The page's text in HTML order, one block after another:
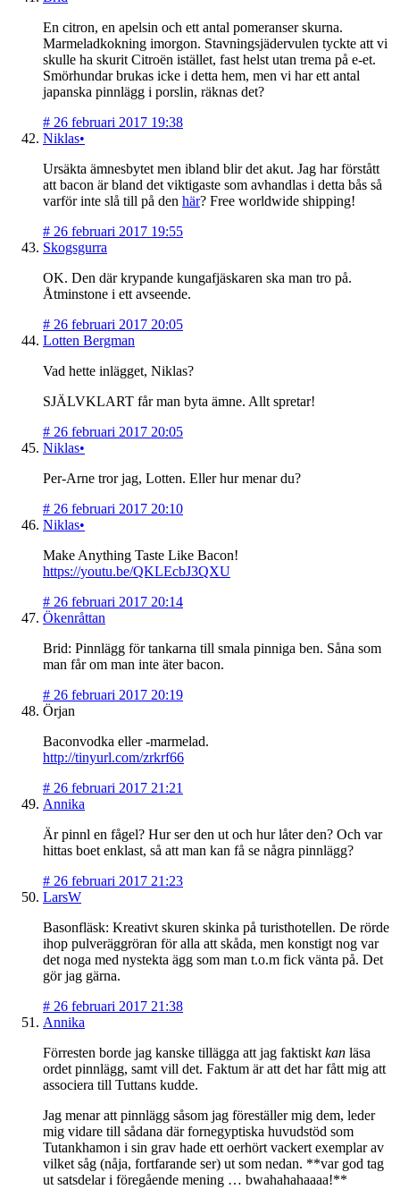
En citron, en apelsin och ett antal pomeranser skurna.
Marmeladkokning imorgon. Stavningsjädervulen tyckte att vi
skulle ha skurit Citroën istället, fast helst utan trema på e-et.
Smörhundar brukas icke i detta hem, men vi har ett antal
japanska pinnlägg i porslin, räknas det?
# 26 februari 2017 19:38
Niklas•
Ursäkta ämnesbytet men ibland blir det akut. Jag har förstått
att bacon är bland det viktigaste som avhandlas i detta bås så
varför inte slå till på den här? Free worldwide shipping!
# 26 februari 2017 19:55
Skogsgurra
OK. Den där krypande kungafjäskaren ska man tro på.
Åtminstone i ett avseende.
# 26 februari 2017 20:05
Lotten Bergman
Vad hette inlägget, Niklas?
SJÄLVKLART får man byta ämne. Allt spretar!
# 26 februari 2017 20:05
Niklas•
Per-Arne tror jag, Lotten. Eller hur menar du?
# 26 februari 2017 20:10
Niklas•
Make Anything Taste Like Bacon!
https://youtu.be/QKLEcbJ3QXU
# 26 februari 2017 20:14
Ökenråttan
Brid: Pinnlägg för tankarna till smala pinniga ben. Såna som
man får om man inte äter bacon.
# 26 februari 2017 20:19
Örjan
Baconvodka eller -marmelad.
http://tinyurl.com/zrkrf66
# 26 februari 2017 21:21
Annika
Är pinnl en fågel? Hur ser den ut och hur låter den? Och var
hittas boet enklast, så att man kan få se några pinnlägg?
# 26 februari 2017 21:23
LarsW
Basonfläsk: Kreativt skuren skinka på turisthotellen. De rörde
ihop pulveräggröran för alla att skåda, men konstigt nog var
det noga med nystekta ägg som man t.o.m fick vänta på. Det
gör jag gärna.
# 26 februari 2017 21:38
Annika
Förresten borde jag kanske tillägga att jag faktiskt kan läsa
ordet pinnlägg, samt vill det. Faktum är att det har fått mig att
associera till Tuttans kudde.
Jag menar att pinnlägg såsom jag föreställer mig dem, leder
mig vidare till sådana där fornegyptiska huvudstöd som
Tutankhamon i sin grav hade ett oerhört vackert exemplar av
vilket såg (nåja, fortfarande ser) ut som nedan. **var god tag
ut satsdelar i föregående mening … bwahahahaaaa!**